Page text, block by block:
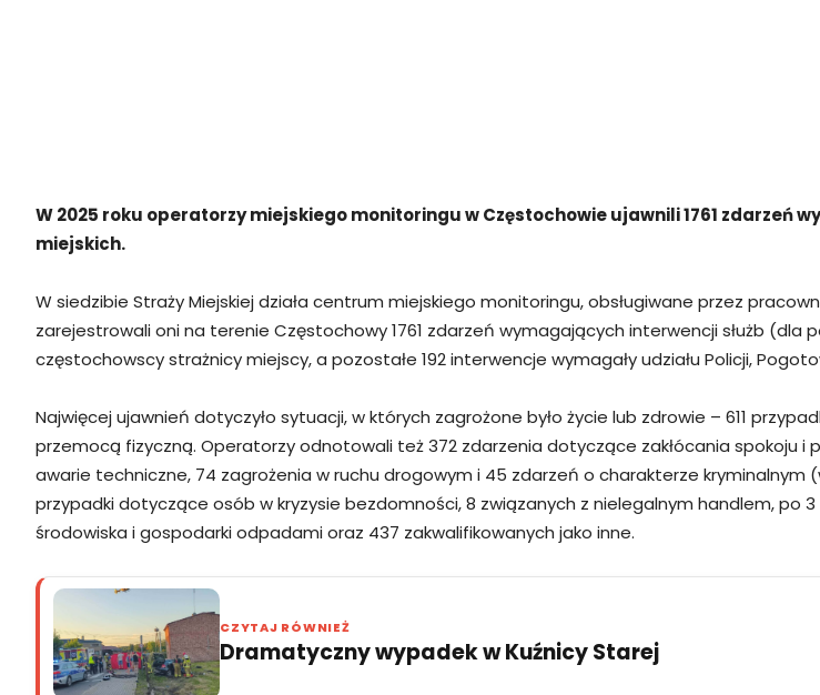
W 2025 roku operatorzy miejskiego monitoringu w Częstochowie ujawnili 1761 zdarzeń
miejskich.
W siedzibie Straży Miejskiej działa centrum miejskiego monitoringu, obsługiwane przez
zarejestrowali oni na terenie Częstochowy 1761 zdarzeń wymagających interwencji służb (dla
częstochowscy strażnicy miejscy, a pozostałe 192 interwencje wymagały udziału Policji,
Najwięcej ujawnień dotyczyło sytuacji, w których zagrożone było życie lub zdrowie – 611
przemocą fizyczną. Operatorzy odnotowali też 372 zdarzenia dotyczące zakłócania spokoju i
awarie techniczne, 74 zagrożenia w ruchu drogowym i 45 zdarzeń o charakterze
przypadki dotyczące osób w kryzysie bezdomności, 8 związanych z nielegalnym handlem, po
środowiska i gospodarki odpadami oraz 437 zakwalifikowanych jako inne.
CZYTAJ RÓWNIEŻ
Dramatyczny wypadek w Kuźnicy Starej